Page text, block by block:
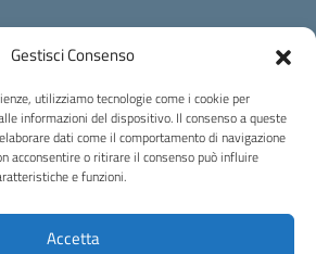
Gestisci Consenso
utilizziamo tecnologie come i cookie per
informazioni del dispositivo. Il consenso a queste
dati come il comportamento di navigazione
acconsentire o ritirare il consenso può influire
e funzioni.
Accetta
36 Milano
(PEC):miic8de001@pec.istruzione.it
Musicale Statale
| Tel. 02 88446647 Fax 02-88.440.328
| miic8de001@pec.istruzione.it